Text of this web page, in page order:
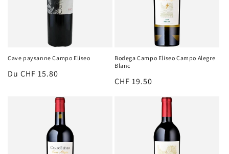
Cave paysanne Campo Eliseo
Prix
Du CHF 15.80
Bodega Campo Eliseo Campo Alegre
Blanc
Prix
CHF 19.50